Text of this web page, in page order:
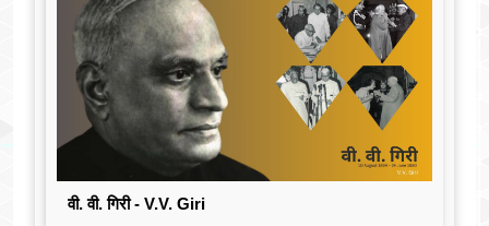
वी. वी. गिरी - V.V. Giri